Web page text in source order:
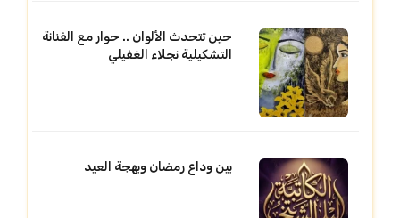
حين تتحدث الألوان .. حوار مع الفنانة
التشكيلية نجلاء الغفيلي
بين وداع رمضان وبهجة العيد